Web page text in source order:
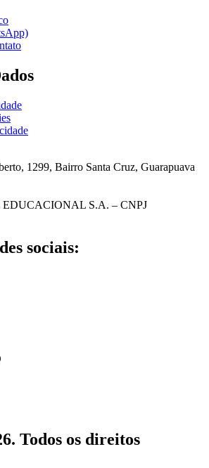
1299, Bairro Santa Cruz, Guarapuava
S.A. – CNPJ
sociais:
Todos os direitos